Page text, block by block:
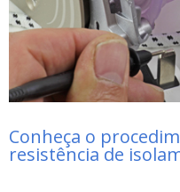
Conheça o
resistência de